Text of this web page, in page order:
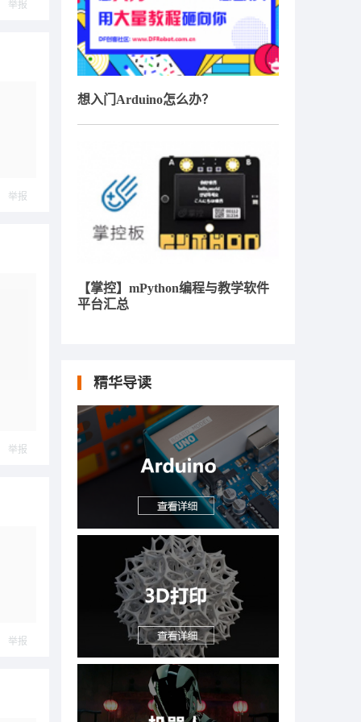
举报
举报
举报
举报
想入门Arduino怎么办？
【掌控】mPython编程与教学软件
平台汇总
精华导读